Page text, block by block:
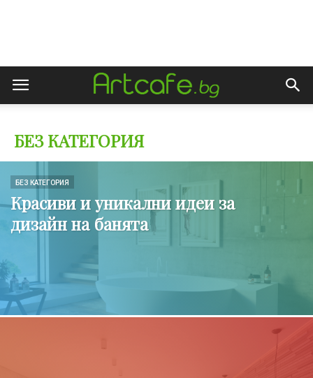
БЕЗ КАТЕГОРИЯ
БЕЗ КАТЕГОРИЯ
Красиви и уникални идеи за
дизайн на банята